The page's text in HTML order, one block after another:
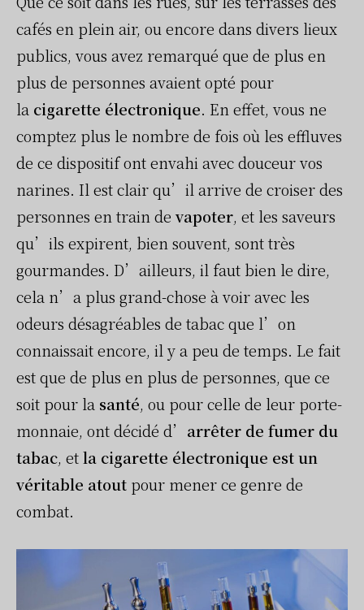
cafés en plein air, ou encore dans divers lieux
publics, vous avez remarqué que de plus en
plus de personnes avaient opté pour
la cigarette électronique. En effet, vous ne
comptez plus le nombre de fois où les effluves
de ce dispositif ont envahi avec douceur vos
narines. Il est clair qu’il arrive de croiser des
personnes en train de vapoter, et les saveurs
qu’ils expirent, bien souvent, sont très
gourmandes. D’ailleurs, il faut bien le dire,
cela n’a plus grand-chose à voir avec les
odeurs désagréables de tabac que l’on
connaissait encore, il y a peu de temps. Le fait
est que de plus en plus de personnes, que ce
soit pour la santé, ou pour celle de leur porte-
monnaie, ont décidé d’ arrêter de fumer du
tabac, etla cigarette électronique est un
véritable atout pour mener ce genre de
combat.